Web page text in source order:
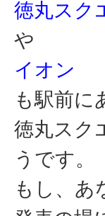
徳丸スク
や
イオン
も駅前に
徳丸スク
うです。
もし、あ